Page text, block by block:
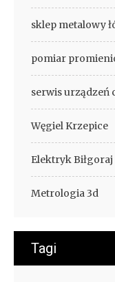
sklep metalowy
pomiar
serwis urządzeń
Węgiel Krzepice
Elektryk Biłgoraj
Metrologia 3d
Tagi